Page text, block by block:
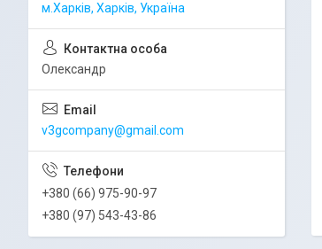
м.Харків, Харків, Україна
Олександр
v3gcompany@gmail.com
+380 (66) 975-90-97
+380 (97) 543-43-86